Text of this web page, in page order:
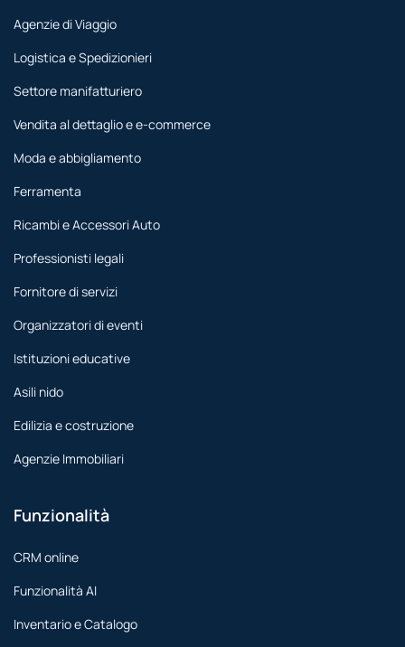
Agenzie di Viaggio
Logistica e Spedizionieri
Settore manifatturiero
Vendita al dettaglio e e-commerce
Moda e abbigliamento
Ferramenta
Ricambi e Accessori Auto
Professionisti legali
Fornitore di servizi
Organizzatori di eventi
Istituzioni educative
Asili nido
Edilizia e costruzione
Agenzie Immobiliari
Funzionalità
CRM online
Funzionalità AI
Inventario e Catalogo